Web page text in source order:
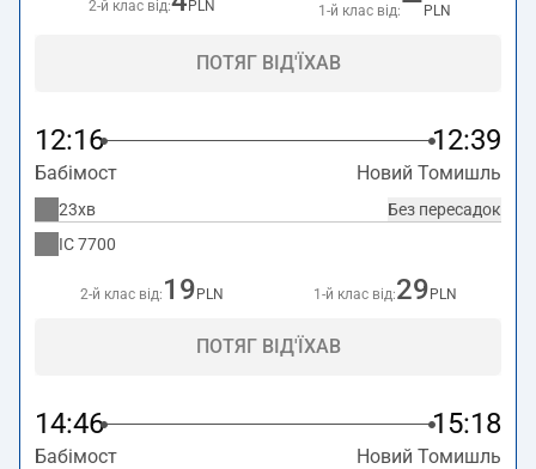
2-й клас від: PLN 1-й клас від: PLN
ПОТЯГ ВІД'ЇХАВ
12:16 12:39
Бабімост Новий Томишль
Без пересадок
23хв
IC7700
2-й клас від: 19 PLN 1-й клас від:29 PLN
ПОТЯГ ВІД'ЇХАВ
14:46 15:18
Бабімост Новий Томишль